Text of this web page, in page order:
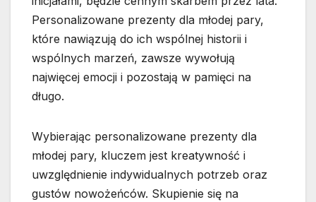
Personalizowane prezenty dla młodej pary,
które nawiązują do ich wspólnej historii i
wspólnych marzeń, zawsze wywołują
najwięcej emocji i pozostają w pamięci na
długo.
Wybierając personalizowane prezenty dla
młodej pary, kluczem jest kreatywność i
uwzględnienie indywidualnych potrzeb oraz
gustów nowożeńców. Skupienie się na